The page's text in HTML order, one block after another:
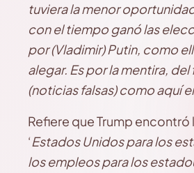
tuviera la menor
con el tiempo ganó las
por (Vladimir) Putin, como
alegar. Es por la mentira, del
(noticias falsas) como aquí
Refiere que Trump encontró
‘Estados Unidos para los
los empleos para los